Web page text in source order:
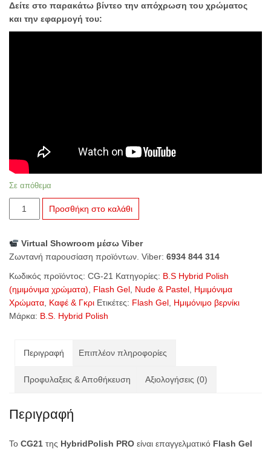
Δείτε στο παρακάτω βίντεο την απόχρωση του χρώματος
και την εφαρμογή του:
Σε απόθεμα
CG-
21
Pie
ποσότητα
Προσθήκη στο καλάθι
Virtual Showroom μέσω Viber
Ζωντανή παρουσίαση προϊόντων. Viber: 6934 844 314
Κωδικός προϊόντος: CG-21 Κατηγορίες: B.S Hybrid Polish
(ημιμόνιμα χρώματα)
Flash Gel Nude & Pastel Ημιμόνιμα
Χρώματα Καφέ & Γκρι Ετικέτες: Flash Gel Ημιμόνιμο βερνίκι
Μάρκα: B.S. Hybrid Polish
Περιγραφή Επιπλέον πληροφορίες
Προφυλαξεις & Αποθήκευση Αξιολογήσεις (0)
Περιγραφή
Το CG21 της HybridPolish PRO είναι επαγγελματικό Flash Gel